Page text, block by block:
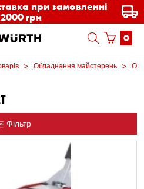
при замовленні
грн
0
Обладнання майстерень
Фільтр